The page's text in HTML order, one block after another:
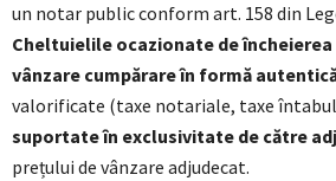
un notar public conform art. 158 din
Cheltuielile ocazionate de
vânzare cumpărare în formă
valorificate (taxe notariale, taxe
suportate în exclusivitate de către
prețului de vânzare adjudecat.